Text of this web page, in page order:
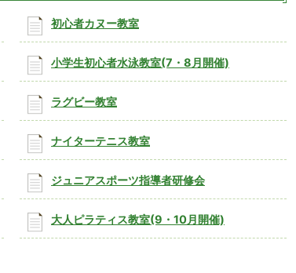
初心者カヌー教室
小学生初心者水泳教室(7・8月開催)
ラグビー教室
ナイターテニス教室
ジュニアスポーツ指導者研修会
大人ピラティス教室(9・10月開催)